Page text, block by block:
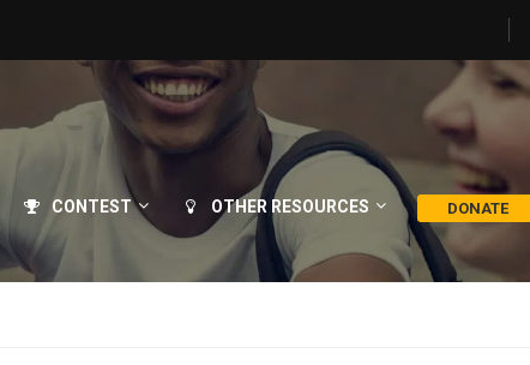
CONTEST OTHER RESOURCES DONATE